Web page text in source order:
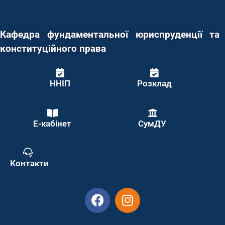
Кафедра фундаментальної юриспруденції та
конституційного права
ННІП Розклад
Е-кабінет СумДУ
Контакти